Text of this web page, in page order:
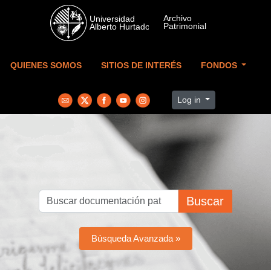
Skip to main content
QUIENES SOMOS SITIOS DE INTERÉS FONDOS
Log in
Buscar
Búsqueda Avanzada »